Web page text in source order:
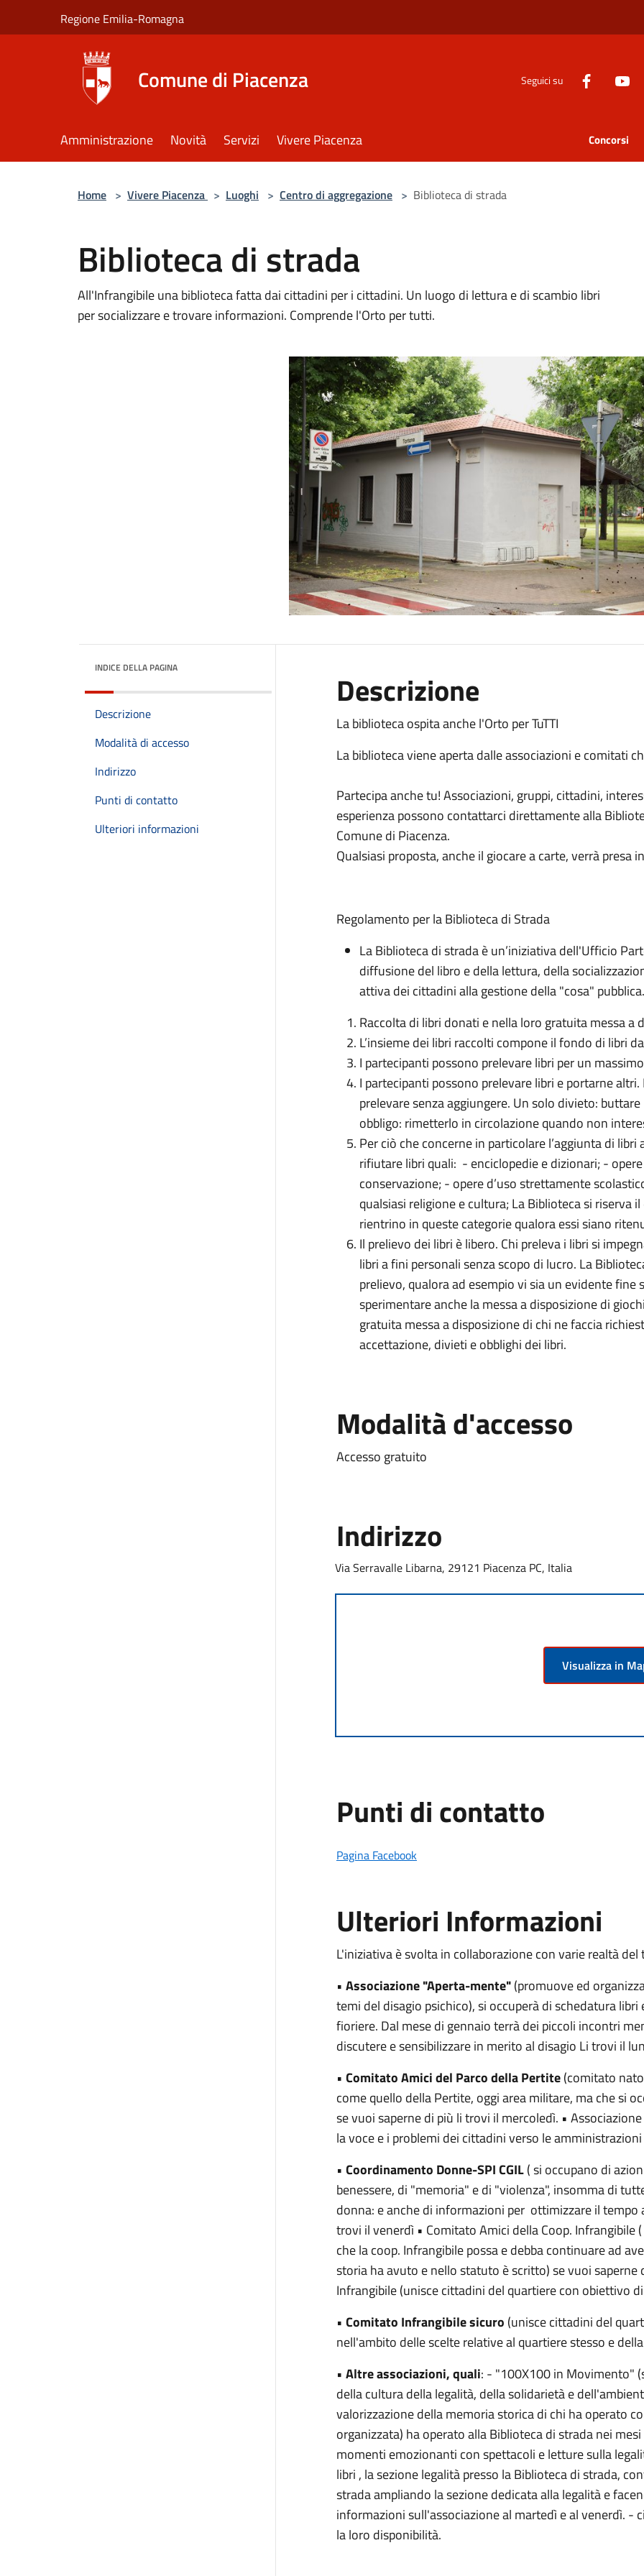
Regione Emilia-Romagna
Comune di Piacenza Seguici su
Amministrazione Novità Servizi Vivere Piacenza Concorsi
Home > Vivere Piacenza > Luoghi > Centro di aggregazione > Biblioteca di strada
Biblioteca di strada
All'Infrangibile una biblioteca fatta dai cittadini per i cittadini. Un luogo di lettura e di scambio libri
per socializzare e trovare informazioni. Comprende l'Orto per tutti.
INDICE DELLA PAGINA
Descrizione
Modalità di accesso
Indirizzo
Punti di contatto
Ulteriori informazioni
Descrizione
La biblioteca ospita anche l'Orto per TuTTI
La biblioteca viene aperta dalle associazioni e comitati
Partecipa anche tu! Associazioni, gruppi, cittadini,
esperienza possono contattarci direttamente alla
Comune di Piacenza.
Qualsiasi proposta, anche il giocare a carte, verrà presa
Regolamento per la Biblioteca di Strada
La Biblioteca di strada è un’iniziativa dell'Ufficio
diffusione del libro e della lettura, della
attiva dei cittadini alla gestione della "cosa" pubblica.
Raccolta di libri donati e nella loro gratuita messa a
L’insieme dei libri raccolti compone il fondo di libri
I partecipanti possono prelevare libri per un
I partecipanti possono prelevare libri e portarne altri.
prelevare senza aggiungere. Un solo divieto:
obbligo: rimetterlo in circolazione quando non
Per ciò che concerne in particolare l’aggiunta di
rifiutare libri quali: - enciclopedie e dizionari; -
conservazione; - opere d’uso strettamente
qualsiasi religione e cultura; La Biblioteca si riserva
rientrino in queste categorie qualora essi siano
Il prelievo dei libri è libero. Chi preleva i libri si
libri a fini personali senza scopo di lucro. La
prelievo, qualora ad esempio vi sia un evidente fine
sperimentare anche la messa a disposizione di
gratuita messa a disposizione di chi ne faccia
accettazione, divieti e obblighi dei libri.
Modalità d'accesso
Accesso gratuito
Indirizzo
Via Serravalle Libarna, 29121 Piacenza PC, Italia
Visualizza in
Punti di contatto
Pagina Facebook
Ulteriori Informazioni
L'iniziativa è svolta in collaborazione con varie realtà
• Associazione "Aperta-mente"(promuove ed
temi del disagio psichico), si occuperà di schedatura
fioriere. Dal mese di gennaio terrà dei piccoli incontri
discutere e sensibilizzare in merito al disagio Li trovi il
• Comitato Amici del Parco della Pertite(comitato
come quello della Pertite, oggi area militare, ma che si
se vuoi saperne di più li trovi il mercoledì. •
la voce e i problemi dei cittadini verso le
• Coordinamento Donne-SPI CGIL( si occupano di
benessere, di "memoria" e di "violenza", insomma di
donna: e anche di informazioni per ottimizzare il tempo
trovi il venerdì • Comitato Amici della Coop.
che la coop. Infrangibile possa e debba continuare ad
storia ha avuto e nello statuto è scritto) se vuoi
Infrangibile (unisce cittadini del quartiere con obiettivo
• Comitato Infrangibile sicuro (unisce cittadini del
nell'ambito delle scelte relative al quartiere stesso e
• Altre associazioni, quali: - "100X100 in Movimento"
della cultura della legalità, della solidarietà e
valorizzazione della memoria storica di chi ha operato
organizzata) ha operato alla Biblioteca di strada nei
momenti emozionanti con spettacoli e letture sulla
libri , la sezione legalità presso la Biblioteca di strada,
strada ampliando la sezione dedicata alla legalità e
informazioni sull'associazione al martedì e al venerdì. -
la loro disponibilità.